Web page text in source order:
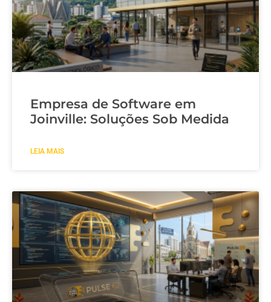
Empresa de Software em
Joinville: Soluções Sob Medida
LEIA MAIS